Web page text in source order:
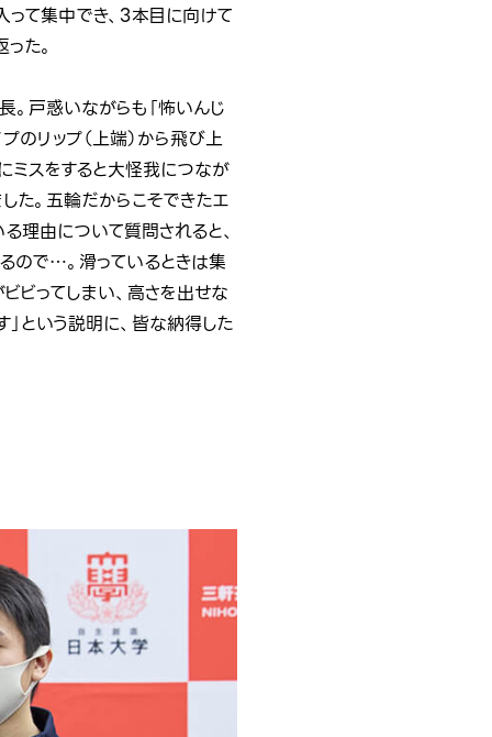
って集中でき、3本目に向けて
た。
。戸惑いながらも「怖いんじ
のリップ（上端）から飛び上
ミスをすると大怪我につなが
た。五輪だからこそできたエ
理由について質問されると、
ので…。滑っているときは集
ビってしまい、高さを出せな
という説明に、皆な納得した